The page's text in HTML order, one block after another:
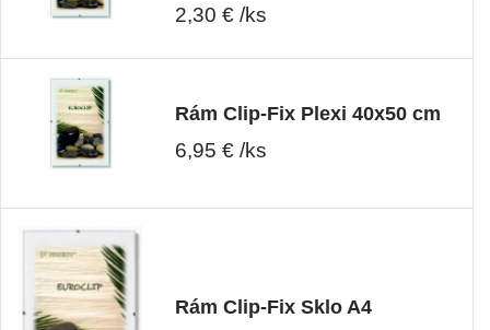
2,30 € /ks
Rám Clip-Fix Plexi 40x50 cm
6,95 € /ks
Rám Clip-Fix Sklo A4